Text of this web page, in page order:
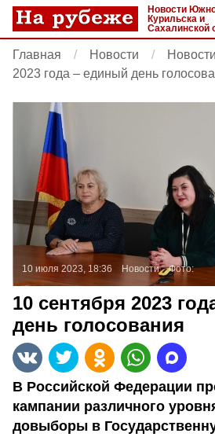
Новости
Курильска и
Сахалинской
Главная Новости Новости
2023 года – единый день
10 июля 2023, 18:36 Новости Фото:
10 сентября 2023
день голосования
В Российской Федерации
кампании различного
довыборы в